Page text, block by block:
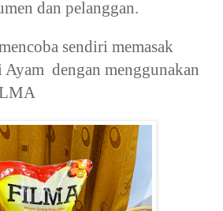
dan pelanggan.
sendiri memasak
dengan menggunakan